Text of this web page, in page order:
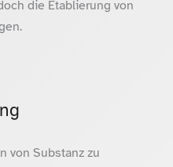
die Etablierung von
von Substanz zu